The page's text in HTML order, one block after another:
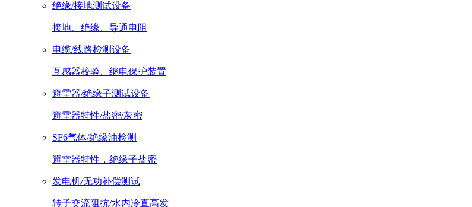
绝缘/接地测试设备
接地、绝缘、导通电阻
电缆/线路检测设备
互感器校验、继电保护装置
避雷器/绝缘子测试设备
避雷器特性/盐密/灰密
SF6气体/绝缘油检测
避雷器特性，绝缘子盐密
发电机/无功补偿测试
转子交流阻抗/水内冷直高发